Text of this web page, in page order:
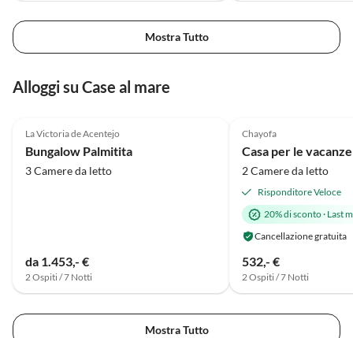
Mostra Tutto
Alloggi su Case al mare
Super ospite
La Victoria de Acentejo
Bungalow Palmitita
3 Camere da letto
da 1.453,- €
2 Ospiti / 7 Notti
Chayofa
Casa per le
2 Camere da letto
Risponditore Veloce
20% di sconto· Last
Cancellazione gratuita
532,- €
2 Ospiti / 7 Notti
Mostra Tutto